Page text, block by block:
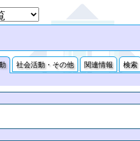
社会活動・その他 関連情報
検索